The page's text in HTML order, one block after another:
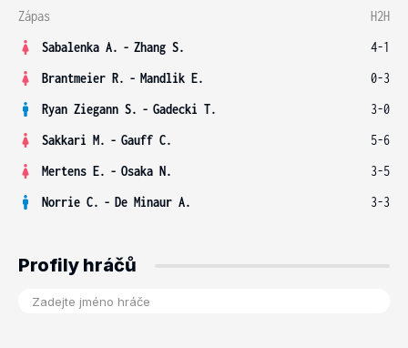
Zápas
H2H
Sabalenka A. - Zhang S.
4-1
Brantmeier R. - Mandlik E.
0-3
Ryan Ziegann S. - Gadecki T.
3-0
Sakkari M. - Gauff C.
5-6
Mertens E. - Osaka N.
3-5
Norrie C. - De Minaur A. 3-3
Profily hráčů